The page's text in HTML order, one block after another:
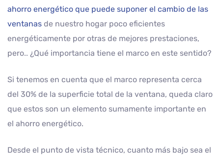
ahorro energético que puede suponer el cambio de las
ventanas de nuestro hogar poco eficientes
energéticamente por otras de mejores prestaciones,
pero.. ¿Qué importancia tiene el marco en este sentido?
Si tenemos en cuenta que el marco representa cerca
del 30% de la superficie total de la ventana, queda claro
que estos son un elemento sumamente importante en
el ahorro energético.
Desde el punto de vista técnico, cuanto más bajo sea el